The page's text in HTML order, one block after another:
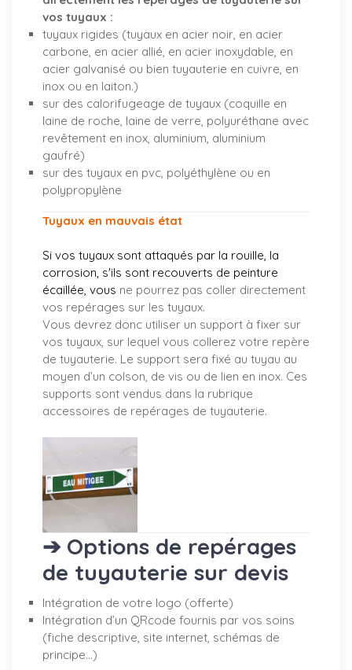
vos tuyaux :
tuyaux rigides (tuyaux en acier noir, en acier
carbone, en acier allié, en acier inoxydable, en
acier galvanisé ou bien tuyauterie en cuivre, en
inox ou en laiton.)
sur des calorifugeage de tuyaux (coquille en
laine de roche, laine de verre, polyuréthane avec
revêtement en inox, aluminium, aluminium
gaufré)
sur des tuyaux en pvc, polyéthylène ou en
polypropylène
Tuyaux en mauvais état
Si vos tuyaux sont attaqués par la rouille, la
corrosion, s'ils sont recouverts de peinture
écaillée, vous ne pourrez pas coller directement
vos repérages sur les tuyaux.
Vous devrez donc utiliser un support à fixer sur
vos tuyaux, sur lequel vous collerez votre repère
de tuyauterie. Le support sera fixé au tuyau au
moyen d’un colson, de vis ou de lien en inox. Ces
supports sont vendus dans la rubrique
accessoires de repérages de tuyauterie.
➔ Options de repérages
de tuyauterie sur devis
Intégration de votre logo (offerte)
Intégration d’un QRcode fournis par vos soins
(fiche descriptive, site internet, schémas de
principe…)